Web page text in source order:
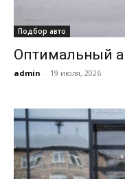
Подбор авто
Оптимальный
admin - 19 июля, 2026